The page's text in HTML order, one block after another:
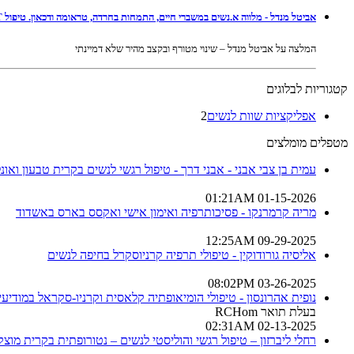
אביטל מנדל - מלווה א.נשים במשברי חיים, התמחות בחרדה, טראומה ודכאון. טיפול Li-CBT-ACT בשילוב NLP ברמת גן ובאונליין
המלצה על אביטל מנדל – שינוי מטורף ובקצב מהיר שלא דמיינתי
קטגוריות לבלוגים
אפליקציות שוות לנשים2
מטפלים מומלצים
עמית בן צבי אבני - אבני דרך - טיפול רגשי לנשים בקרית טבעון
01-15-2026 01:21AM
מריה קרמרנקו - פסיכותרפיה ואימון אישי ואקסס בארס באשדוד
09-29-2025 12:25AM
אליסיה גורודוקין - טיפולי תרפיה קרניוסקרל בחיפה לנשים
03-26-2025 08:02PM
נופית אהרונסון - טיפולי הומיאופתיה קלאסית וקרניו-סקראל
בעלת תואר RCHom
02-13-2025 02:31AM
רחלי ליברזון – טיפול רגשי והוליסטי לנשים – נטורופתית בקרית